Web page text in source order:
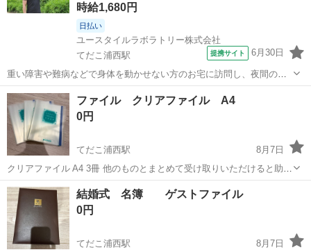
時給1,680円
日払い
ユースタイルラボラトリー株式会社
てだこ浦西駅
提携サイト 6月30日
重い障害や難病などで身体を動かせない方のお宅に訪問し、夜間の見
守りケアを行うお仕事です。もちろん直行直帰OK。 【サービス】 訪
問介護（夜勤） 【仕事内容】 ALSなどの難病の方や、さまざまな障が
いがあるご利用者の就寝時...
沖縄 宜野湾市 てだこ浦西駅 その他
ファイル クリアファイル A4
0円
てだこ浦西駅
8月7日
クリアファイル A4 3冊 他のものとまとめて受け取りいただけると助か
ります
沖縄 中頭郡 てだこ浦西駅 手帳
結婚式 名簿 ゲストファイル
0円
てだこ浦西駅
8月7日